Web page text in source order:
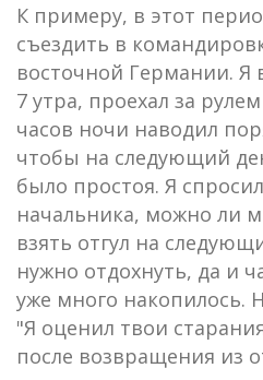
К примеру, в этот
съездить в
восточной Германии.
7 утра, проехал за
часов ночи наводил
чтобы на следующий
было простоя. Я
начальника, можно ли
взять отгул на
нужно отдохнуть, да и
уже много накопилось.
"Я оценил твои
после возвращения из